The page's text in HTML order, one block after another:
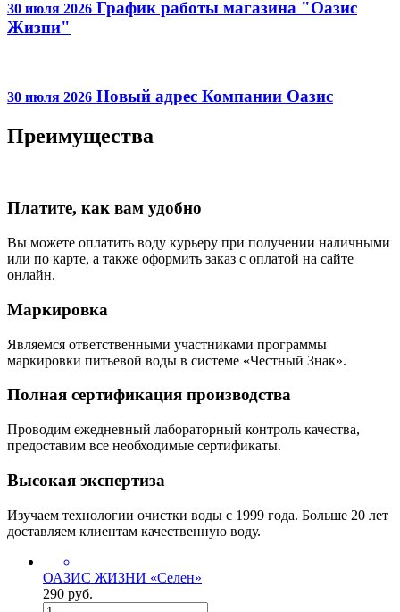
30 июля 2026 График работы магазина "Оазис
Жизни"
30 июля 2026 Новый адрес Компании Оазис
Преимущества
Платите, как вам удобно
Вы можете оплатить воду курьеру при получении наличными
или по карте, а также оформить заказ с оплатой на сайте
онлайн.
Маркировка
Являемся ответственными участниками программы
маркировки питьевой воды в системе «Честный Знак».
Полная сертификация производства
Проводим ежедневный лабораторный контроль качества,
предоставим все необходимые сертификаты.
Высокая экспертиза
Изучаем технологии очистки воды с 1999 года. Больше 20 лет
доставляем клиентам качественную воду.
ОАЗИС ЖИЗНИ «Селен»
290 руб.